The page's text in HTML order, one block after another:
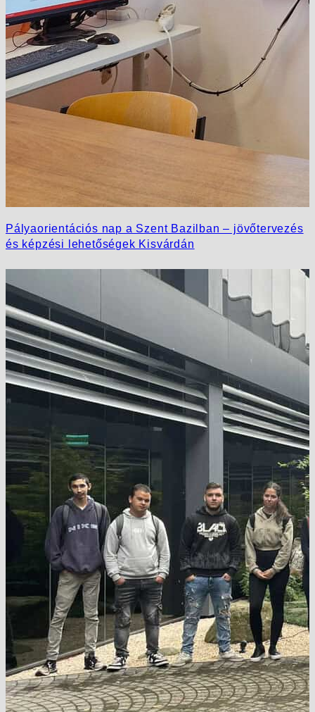
Pályaorientációs nap a Szent Bazilban – jövőtervezés
és képzési lehetőségek Kisvárdán